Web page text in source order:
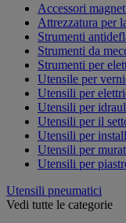
Accessori
Attrezzatura per
Strumenti
Strumenti da
Strumenti per
Utensile per
Utensili per
Utensili per
Utensili per il
Utensili per
Utensili per
Utensili per
Utensili pneumatici
Vedi tutte le categorie